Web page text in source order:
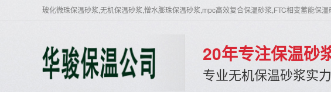
玻化微珠保温砂浆,无机保温砂浆,憎水膨珠保温砂浆,mpc高效复合保温砂浆,FTC相变蓄能保温
20年专注保温砂
专业无机保温砂浆实